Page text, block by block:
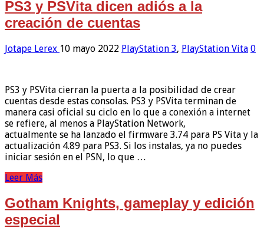
PS3 y PSVita dicen adiós a la
creación de cuentas
Jotape Lerex 10 mayo 2022 PlayStation 3, PlayStation Vita 0
PS3 y PSVita cierran la puerta a la posibilidad de crear
cuentas desde estas consolas. PS3 y PSVita terminan de
manera casi oficial su ciclo en lo que a conexión a internet
se refiere, al menos a PlayStation Network,
actualmente se ha lanzado el firmware 3.74 para PS Vita y la
actualización 4.89 para PS3. Si los instalas, ya no puedes
iniciar sesión en el PSN, lo que …
Leer Más
Gotham Knights, gameplay y edición
especial